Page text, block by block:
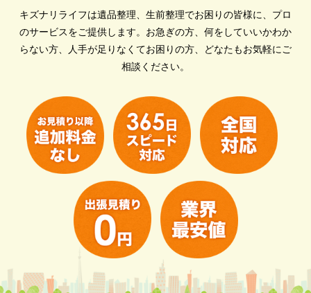
キズナリライフは遺品整理、生前整理でお困りの皆様に、プロ
のサービスをご提供します。 お急ぎの方、何をしていいかわか
らない方、人手が足りなくてお困りの方、どなたもお気軽にご
相談ください。